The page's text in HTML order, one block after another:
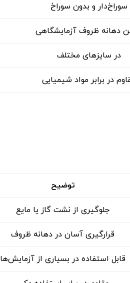
سوراخ‌دار و بدون سوراخ
دهانه ظروف آزمایشگاهی
در سایزهای مختلف
در برابر مواد شیمیایی
توضیح
جلوگیری از نشت گاز یا مایع
قرارگیری آسان در دهانه ظروف
قابل استفاده در بسیاری از آزمایش‌ها